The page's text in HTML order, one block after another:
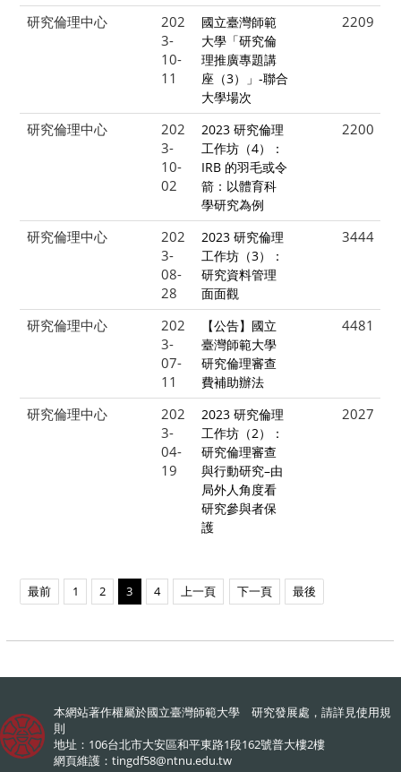
研究倫理中心
202
3-
10-
11
國立臺灣師範
大學「研究倫
理推廣專題講
座（3）」-聯合
大學場次
2209
研究倫理中心
202
3-
10-
02
2023 研究倫理
工作坊（4）：
IRB 的羽毛或令
箭：以體育科
學研究為例
2200
研究倫理中心
202
3-
08-
28
2023 研究倫理
工作坊（3）：
研究資料管理
面面觀
3444
研究倫理中心
202
3-
07-
11
【公告】國立
臺灣師範大學
研究倫理審查
費補助辦法
4481
研究倫理中心
202
3-
04-
19
2023 研究倫理
工作坊（2）：
研究倫理審查
與行動研究–由
局外人角度看
研究參與者保
護
2027
最前 1 2 3 4 上一頁 下一頁 最後
本網站著作權屬於國立臺灣師範大學 研究發展處，請詳見使用規
則
地址：106台北市大安區和平東路1段162號普大樓2樓
網頁維護： tingdf58@ntnu.edu.tw